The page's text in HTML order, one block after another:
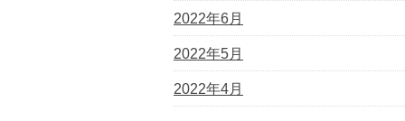
2022年6月
2022年5月
2022年4月